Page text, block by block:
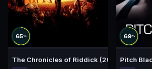
65%
The Chronicles of Riddick (2004) ริดดิค
69%
Pitch